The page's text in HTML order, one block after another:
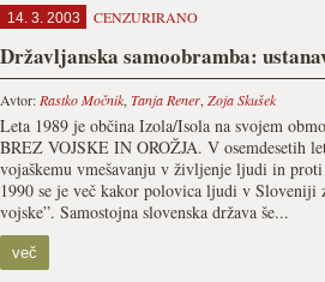
14. 3. 2003 CENZURIRANO
Državljanska samoobramba:
Avtor: Rastko Močnik, Tanja Rener, Zoja Skušek
Leta 1989 je občina Izola/Isola na svojem
BREZ VOJSKE IN OROŽJA. V osemdesetih
vojaškemu vmešavanju v življenje ljudi in
1990 se je več kakor polovica ljudi v Sloveniji
vojske”. Samostojna slovenska država še...
več